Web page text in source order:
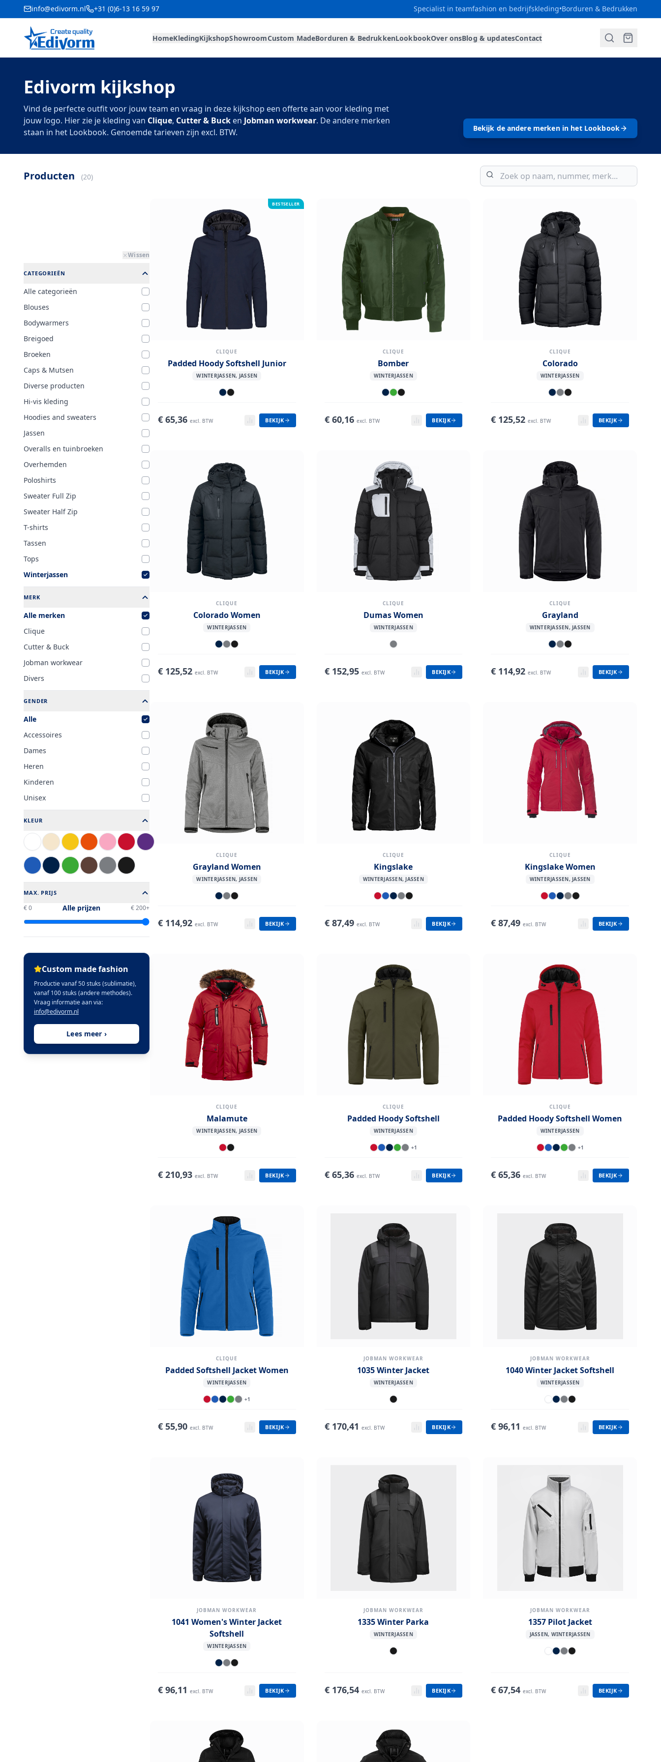
info@edivorm.nl +31 (0)6-13 16 59 97 Specialist in teamfashion en bedrijfskleding•Borduren & Bedrukken
HomeKledingKijkshopShowroomCustom MadeBorduren & BedrukkenLookbookOver onsBlog & updatesContact
Edivorm kijkshop
Vind de perfecte outfit voor jouw team en vraag in deze kijkshop een offerte aan voor kleding met
jouw logo. Hier zie je kleding van Clique, Cutter & Buck en Jobman workwear. De andere merken
staan in het Lookbook. Genoemde tarieven zijn excl. BTW.
Bekijk de andere merken in het Lookbook
Producten (20)
Wissen
CATEGORIEËN
Alle categorieën
Blouses
Bodywarmers
Breigoed
Broeken
Caps & Mutsen
Diverse producten
Hi-vis kleding
Hoodies and sweaters
Jassen
Overalls en tuinbroeken
Overhemden
Poloshirts
Sweater Full Zip
Sweater Half Zip
T-shirts
Tassen
Tops
Winterjassen
MERK
Alle merken
Clique
Cutter & Buck
Jobman workwear
Divers
GENDER
Alle
Accessoires
Dames
Heren
Kinderen
Unisex
KLEUR
MAX. PRIJS
€ 0 Alle prijzen € 200+
Custom made fashion
Productie vanaf 50 stuks (sublimatie),
vanaf 100 stuks (andere methodes).
Vraag informatie aan via:
info@edivorm.nl
Lees meer ›
BESTSELLER
CLIQUE
Padded Hoody Softshell Junior
WINTERJASSEN, JASSEN
€ 65,36 excl. BTW BEKIJK
CLIQUE
Bomber
WINTERJASSEN
€ 60,16 excl. BTW BEKIJK
CLIQUE
Colorado
WINTERJASSEN
€ 125,52 excl. BTW BEKIJK
CLIQUE
Colorado Women
WINTERJASSEN
€ 125,52 excl. BTW BEKIJK
CLIQUE
Dumas Women
WINTERJASSEN
€ 152,95 excl. BTW BEKIJK
CLIQUE
Grayland
WINTERJASSEN, JASSEN
€ 114,92 excl. BTW BEKIJK
CLIQUE
Grayland Women
WINTERJASSEN, JASSEN
€ 114,92 excl. BTW BEKIJK
CLIQUE
Kingslake
WINTERJASSEN, JASSEN
€ 87,49 excl. BTW BEKIJK
CLIQUE
Kingslake Women
WINTERJASSEN, JASSEN
€87,49 excl. BTW BEKIJK
CLIQUE
Malamute
WINTERJASSEN, JASSEN
€ 210,93 excl. BTW BEKIJK
CLIQUE
Padded Hoody Softshell
WINTERJASSEN
+1
€ 65,36 excl. BTW BEKIJK
CLIQUE
Padded Hoody Softshell Women
WINTERJASSEN
+1
€65,36 excl. BTW BEKIJK
CLIQUE
Padded Softshell Jacket Women
WINTERJASSEN
+1
€ 55,90 excl. BTW BEKIJK
JOBMAN WORKWEAR
1035 Winter Jacket
WINTERJASSEN
€ 170,41 excl. BTW BEKIJK
JOBMAN WORKWEAR
1040 Winter Jacket Softshell
WINTERJASSEN
€96,11 excl. BTW BEKIJK
JOBMAN WORKWEAR
1041 Women's Winter Jacket
Softshell
WINTERJASSEN
€ 96,11 excl. BTW BEKIJK
JOBMAN WORKWEAR
1335 Winter Parka
WINTERJASSEN
€ 176,54 excl. BTW BEKIJK
JOBMAN WORKWEAR
1357 Pilot Jacket
JASSEN, WINTERJASSEN
€67,54 excl. BTW BEKIJK